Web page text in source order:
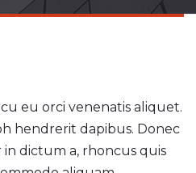
eu orci venenatis aliquet.
hendrerit dapibus. Donec
dictum a, rhoncus quis